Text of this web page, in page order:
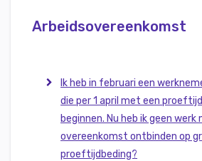
Arbeidsovereenkomst
Ik heb in februari een
die per 1 april met een
beginnen. Nu heb ik geen werk
overeenkomst ontbinden op
proeftijdbeding?